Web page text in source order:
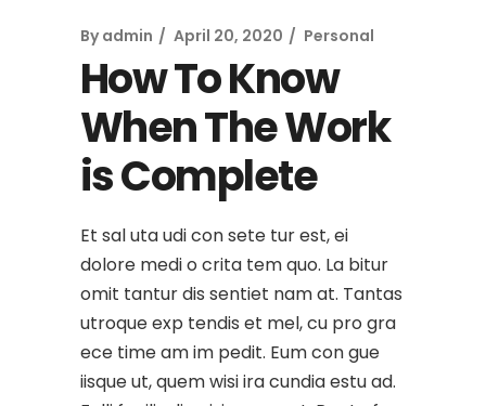
By admin April 20, 2020 Personal
How To Know
When The Work
is Complete
Et sal uta udi con sete tur est, ei
dolore medi o crita tem quo. La bitur
omit tantur dis sentiet nam at. Tantas
utroque exp tendis et mel, cu pro gra
ece time am im pedit. Eum con gue
iisque ut, quem wisi ira cundia estu ad.